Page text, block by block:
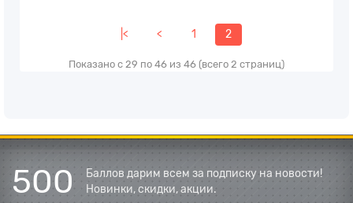
|< < 1 2
Показано с 29 по 46 из 46 (всего 2 страниц)
500
Баллов дарим всем за подписку на новости!
Новинки, скидки, акции.